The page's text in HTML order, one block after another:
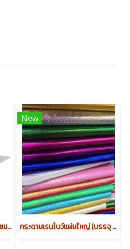
กระดาษเทาขาว 310g. 55x78 ซม. (100 แผ่น)
New
กระดาษเรนโบว์แผ่นใหญ่ (บรรจุ 100 แผ่น)